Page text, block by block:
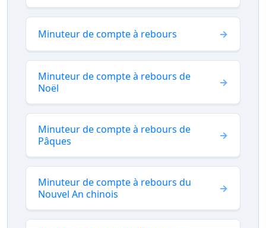
Minuteur de compte à rebours
Minuteur de compte à rebours de
Noël
Minuteur de compte à rebours de
Pâques
Minuteur de compte à rebours du
Nouvel An chinois